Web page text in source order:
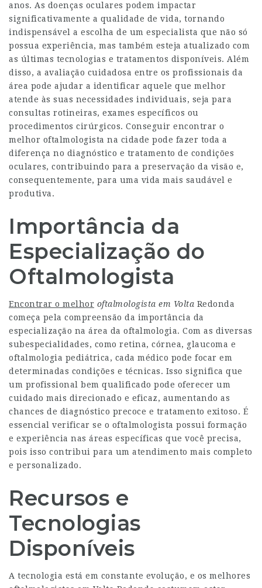
anos. As doenças oculares podem impactar
significativamente a qualidade de vida, tornando
indispensável a escolha de um especialista que não só
possua experiência, mas também esteja atualizado com
as últimas tecnologias e tratamentos disponíveis. Além
disso, a avaliação cuidadosa entre os profissionais da
área pode ajudar a identificar aquele que melhor
atende às suas necessidades individuais, seja para
consultas rotineiras, exames específicos ou
procedimentos cirúrgicos. Conseguir encontrar o
melhor oftalmologista na cidade pode fazer toda a
diferença no diagnóstico e tratamento de condições
oculares, contribuindo para a preservação da visão e,
consequentemente, para uma vida mais saudável e
produtiva.
Importância da
Especialização do
Oftalmologista
Encontrar o melhor oftalmologista em Volta Redonda
começa pela compreensão da importância da
especialização na área da oftalmologia. Com as diversas
subespecialidades, como retina, córnea, glaucoma e
oftalmologia pediátrica, cada médico pode focar em
determinadas condições e técnicas. Isso significa que
um profissional bem qualificado pode oferecer um
cuidado mais direcionado e eficaz, aumentando as
chances de diagnóstico precoce e tratamento exitoso. É
essencial verificar se o oftalmologista possui formação
e experiência nas áreas específicas que você precisa,
pois isso contribui para um atendimento mais completo
e personalizado.
Recursos e
Tecnologias
Disponíveis
A tecnologia está em constante evolução, e os melhores